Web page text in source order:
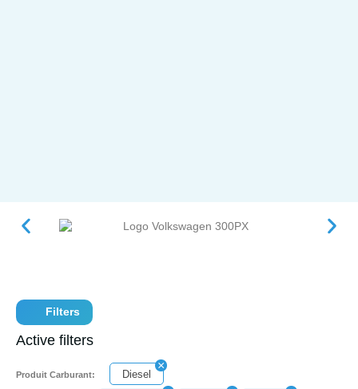
Filters
Active filters
Produit Carburant: Diesel